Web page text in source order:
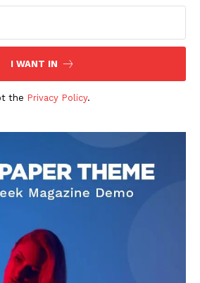
DOWNLOAD NOW
1
I WANT IN
the Privacy Policy.